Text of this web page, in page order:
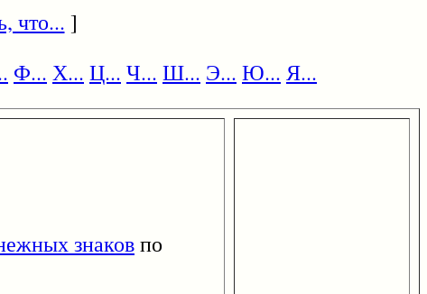
что... ]
Ф... Х... Ц... Ч... Ш... Э... Ю... Я...
знаковпо